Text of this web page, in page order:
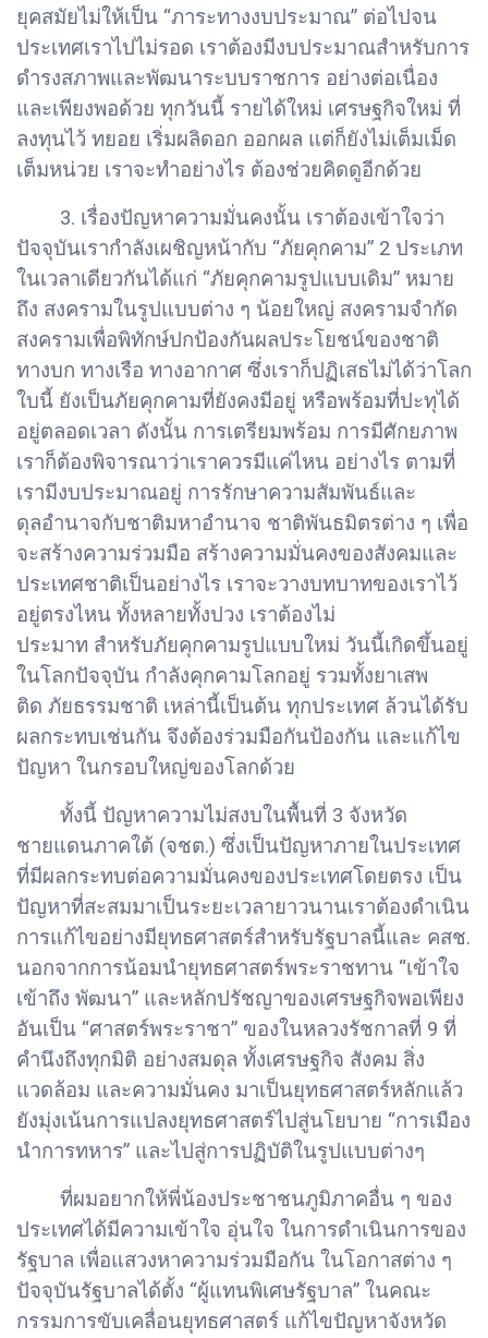
ยุคสมัยไม่ให้เป็น “ภาระทางงบประมาณ” ต่อไปจน
ประเทศเราไปไม่รอด เราต้องมีงบประมาณสำหรับการ
ดำรงสภาพและพัฒนาระบบราชการ อย่างต่อเนื่อง
และเพียงพอด้วย ทุกวันนี้ รายได้ใหม่ เศรษฐกิจใหม่ ที่
ลงทุนไว้ ทยอย เริ่มผลิดอก ออกผล แต่ก็ยังไม่เต็มเม็ด
เต็มหน่วย เราจะทำอย่างไร ต้องช่วยคิดดูอีกด้วย
3. เรื่องปัญหาความมั่นคงนั้น เราต้องเข้าใจว่า
ปัจจุบันเรากำลังเผชิญหน้ากับ “ภัยคุกคาม” 2 ประเภท
ในเวลาเดียวกันได้แก่ “ภัยคุกคามรูปแบบเดิม” หมาย
ถึง สงครามในรูปแบบต่าง ๆ น้อยใหญ่ สงครามจำกัด
สงครามเพื่อพิทักษ์ปกป้องกันผลประโยชน์ของชาติ
ทางบก ทางเรือ ทางอากาศ ซึ่งเราก็ปฏิเสธไม่ได้ว่าโลก
ใบนี้ ยังเป็นภัยคุกคามที่ยังคงมีอยู่ หรือพร้อมที่ปะทุได้
อยู่ตลอดเวลา ดังนั้น การเตรียมพร้อม การมีศักยภาพ
เราก็ต้องพิจารณาว่าเราควรมีแค่ไหน อย่างไร ตามที่
เรามีงบประมาณอยู่ การรักษาความสัมพันธ์และ
ดุลอำนาจกับชาติมหาอำนาจ ชาติพันธมิตรต่าง ๆ เพื่อ
จะสร้างความร่วมมือ สร้างความมั่นคงของสังคมและ
ประเทศชาติเป็นอย่างไร เราจะวางบทบาทของเราไว้
อยู่ตรงไหน ทั้งหลายทั้งปวง เราต้องไม่
ประมาท สำหรับภัยคุกคามรูปแบบใหม่ วันนี้เกิดขึ้นอยู่
ในโลกปัจจุบัน กำลังคุกคามโลกอยู่ รวมทั้งยาเสพ
ติด ภัยธรรมชาติ เหล่านี้เป็นต้น ทุกประเทศ ล้วนได้รับ
ผลกระทบเช่นกัน จึงต้องร่วมมือกันป้องกัน และแก้ไข
ปัญหา ในกรอบใหญ่ของโลกด้วย
ทั้งนี้ ปัญหาความไม่สงบในพื้นที่ 3 จังหวัด
ชายแดนภาคใต้ (จชต.) ซึ่งเป็นปัญหาภายในประเทศ
ที่มีผลกระทบต่อความมั่นคงของประเทศโดยตรง เป็น
ปัญหาที่สะสมมาเป็นระยะเวลายาวนานเราต้องดำเนิน
การแก้ไขอย่างมียุทธศาสตร์สำหรับรัฐบาลนี้และ คสช.
นอกจากการน้อมนำยุทธศาสตร์พระราชทาน “เข้าใจ
เข้าถึง พัฒนา” และหลักปรัชญาของเศรษฐกิจพอเพียง
อันเป็น “ศาสตร์พระราชา” ของในหลวงรัชกาลที่ 9 ที่
คำนึงถึงทุกมิติ อย่างสมดุล ทั้งเศรษฐกิจ สังคม สิ่ง
แวดล้อม และความมั่นคง มาเป็นยุทธศาสตร์หลักแล้ว
ยังมุ่งเน้นการแปลงยุทธศาสตร์ไปสู่นโยบาย “การเมือง
นำการทหาร” และไปสู่การปฏิบัติในรูปแบบต่างๆ
ที่ผมอยากให้พี่น้องประชาชนภูมิภาคอื่น ๆ ของ
ประเทศได้มีความเข้าใจ อุ่นใจ ในการดำเนินการของ
รัฐบาล เพื่อแสวงหาความร่วมมือกัน ในโอกาสต่าง ๆ
ปัจจุบันรัฐบาลได้ตั้ง “ผู้แทนพิเศษรัฐบาล” ในคณะ
กรรมการขับเคลื่อนยุทธศาสตร์ แก้ไขปัญหาจังหวัด